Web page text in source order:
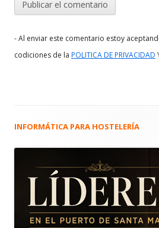
- Al enviar este comentario estoy
codiciones de la POLITICA DE PRIVACIDAD
Barra
principal
INFORMÁTICA PARA HOSTELERÍA